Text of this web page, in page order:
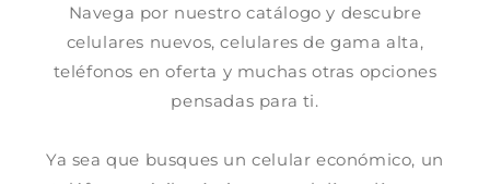
Navega por nuestro catálogo y descubre
celulares nuevos, celulares de gama alta,
teléfonos en oferta y muchas otras opciones
pensadas para ti.
Ya sea que busques un celular económico, un